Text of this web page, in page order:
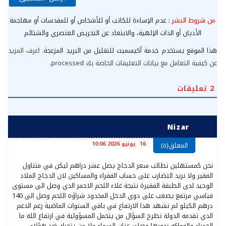
من شروط النشر : عدم الإساءة للكاتب أو للأشخاص أو للمقدسات أو مهاجمة
الأديان أو الذات الإلهية، والابتعاد عن التحريض العنصري والشتائم
هذا الموقع يستخدم خدمة أكيسميت للتقليل من البريد المزعجة. اعرف المزيد
عن كيفية التعامل مع بيانات التعليقات الخاصة بك processed
.
2 تعليقات
Nizar
المعلق(ة) 16 يونيو 2026 10:06
نحن كمستهلين نطالب سعر الدجاج يصل عشر دراهم ليكن في متناول
الفقير ولا نريد التضارب على حساب الفقراء والمساكين لان الدجاج الملاد
الوحيد لدى الطبقة الفقيرة نتيجة غلاء اللحم الاحمر الدي وصل الى مستوى
قياسي مرتفع يصعب على دوي الدخل المحدود شراؤه اللحم وصل الى 140
درهم الكيلو لم نشهد هدا الارتفاع في باقي السنوات الماضية رغم الدعم
الدي تقدمه الدولة نطرح السؤال من يتحمل المسؤولية في ارتفاع الله ما